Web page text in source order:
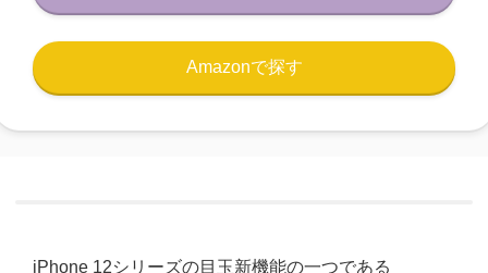
Amazonで探す
iPhone 12シリーズの目玉新機能の一つである